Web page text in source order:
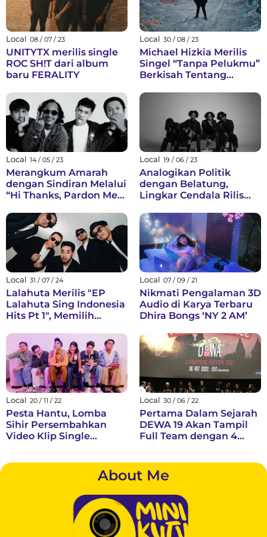
Local 08 / 07 / 23
UNITYTX merilis single
ROC SH!T dari album
baru FERALITY
Local 30 / 08 / 23
Michael Hizkia Merilis
Singel “Tanpa Pelukmu”
Berkisah Tentang
Orang Tercinta
Local 14 / 05 / 23
Merangkum Amarah
dengan Sindiran Melalui
“Hi Thanks, Pardon Me”,
Hadson
Local 19 / 06 / 23
Analogikan Politik
dengan Belatung,
Lingkar Cendala Rilis
Local 31 / 07 / 24
Lalahuta Merilis "EP
Lalahuta Sing Indonesia
Hits Pt 1", Memilih
single Utama
Local 07 / 09 / 21
Nikmati Pengalaman 3D
Audio di Karya Terbaru
Dhira Bongs ‘NY 2 AM’
Local 20 / 11 / 22
Pesta Hantu, Lomba
Sihir Persembahkan
Video Klip Single
Local 30 / 06 / 22
Pertama Dalam Sejarah
DEWA 19 Akan Tampil
Full Team dengan 4
Mengguncang Jogja di
Candi Prambanan
About Me